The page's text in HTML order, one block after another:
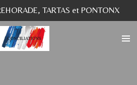
TARTAS et PONTONX